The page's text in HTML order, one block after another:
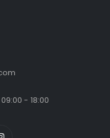
- 18:00